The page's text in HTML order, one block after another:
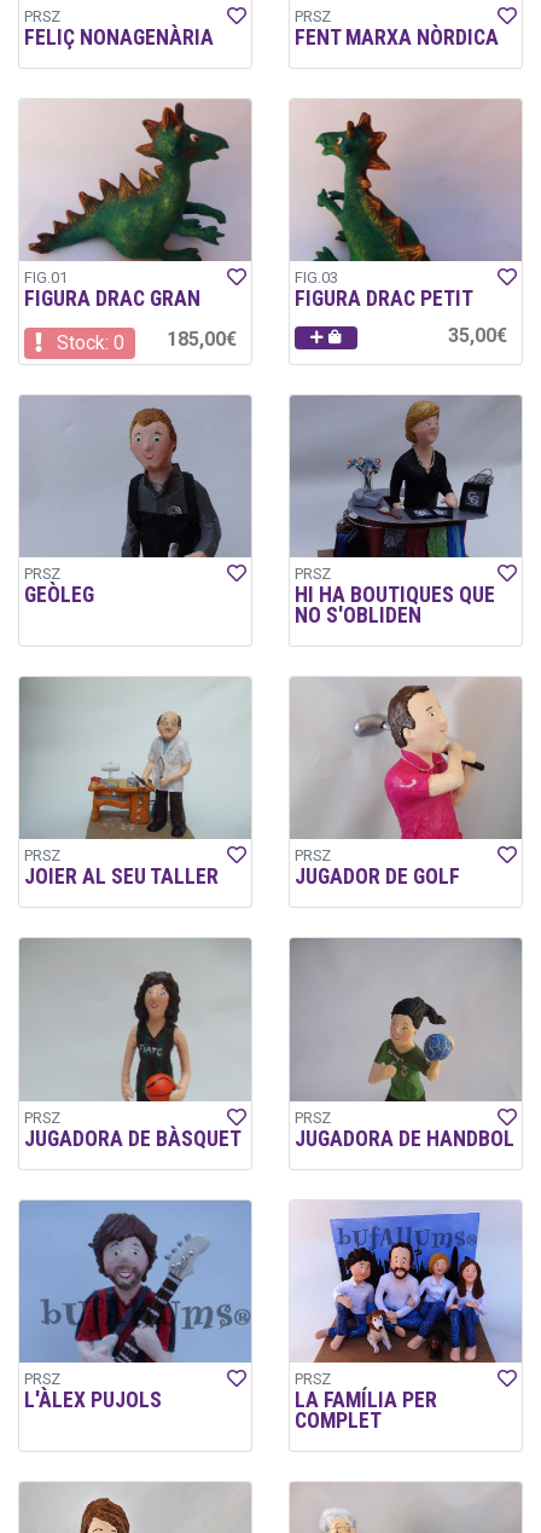
PRSZ
FELIÇ NONAGENÀRIA
PRSZ
FENT MARXA NÒRDICA
FIG.01
FIGURA DRAC GRAN
Stock: 0 185,00€
FIG.03
FIGURA DRAC PETIT
35,00€
PRSZ
GEÒLEG
PRSZ
HI HA BOUTIQUES QUE
NO S'OBLIDEN
PRSZ
JOIER AL SEU TALLER
PRSZ
JUGADOR DE GOLF
PRSZ
JUGADORA DE BÀSQUET
PRSZ
JUGADORA DE HANDBOL
PRSZ
L'ÀLEX PUJOLS
PRSZ
LA FAMÍLIA PER
COMPLET